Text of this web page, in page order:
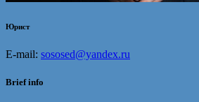
Юрист
E-mail: sososed@yandex.ru
Brief info